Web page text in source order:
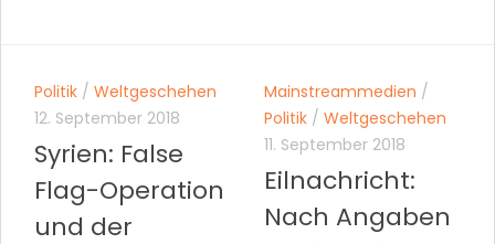
Politik / Weltgeschehen
12. September 2018
Syrien: False
Flag-Operation
und der
Mainstreammedien /
Politik / Weltgeschehen
11. September 2018
Eilnachricht:
Nach Angaben